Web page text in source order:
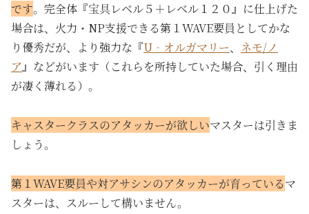
です。完全体『宝具レベル５＋レベル１２０』に仕上げた
場合は、火力・NP支援できる第１WAVE要員としてかな
り優秀だが、より強力な『U‐オルガマリー、 ネモ/ノ
ア』などがいます（これらを所持していた場合、引く理由
が凄く薄れる）。
キャスタークラスのアタッカーが欲しいマスターは引きま
しょう。
第１WAVE要員や対アサシンのアタッカーが育っているマ
スターは、スルーして構いません。